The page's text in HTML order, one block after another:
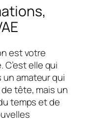
est votre
elle qui
un amateur qui
tête, mais un
temps et de